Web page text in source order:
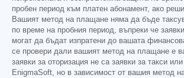
пробен период към платен абонамент, ако
Вашият метод на плащане няма да бъде
по време на пробния период, въпреки че
могат да бъдат изпратени до вашата
се провери дали вашият метод на плащане е
заявки за оторизация не са заявки за такси
EnigmaSoft, но в зависимост от вашия метод